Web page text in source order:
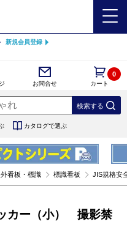
新規会員登録
お問合せ カート
0
カタログで選ぶ
外看板・標識 標識看板 JIS規格安
カー（小） 撮影禁